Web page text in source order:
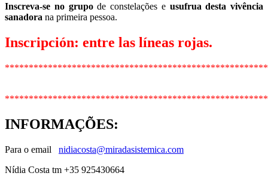
Inscreva-se no grupode constelações e usufrua desta vivência
sanadora na primeira pessoa.
Inscripción: entre las líneas rojas.
INFORMAÇÕES:
Para o email
nidiacosta@miradasistemica.com
Nídia Costa tm +35 925430664